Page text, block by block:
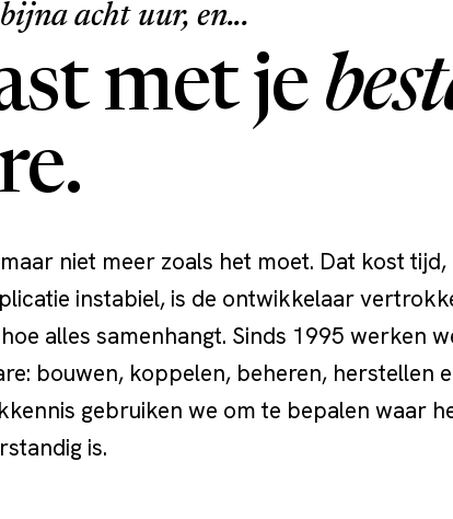
acht uur, en...
met je
niet meer zoals het moet. Dat kost
instabiel, is de ontwikkelaar
alles samenhangt. Sinds 1995 werken
bouwen, koppelen, beheren, herstellen
gebruiken we om te bepalen waar
is.